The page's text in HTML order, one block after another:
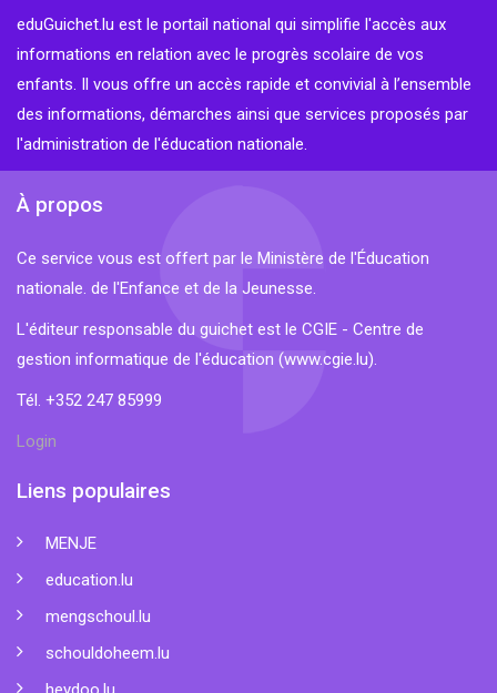
eduGuichet.lu est le portail national qui simplifie l'accès aux
informations en relation avec le progrès scolaire de vos
enfants. Il vous offre un accès rapide et convivial à l’ensemble
des informations, démarches ainsi que services proposés par
l'administration de l'éducation nationale.
À propos
Ce service vous est offert par le Ministère de l'Éducation
nationale. de l'Enfance et de la Jeunesse.
L'éditeur responsable du guichet est le CGIE - Centre de
gestion informatique de l'éducation (www.cgie.lu).
Tél. +352 247 85999
Login
Liens populaires
MENJE
education.lu
mengschoul.lu
schouldoheem.lu